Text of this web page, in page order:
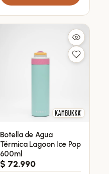
Botella de Agua
Térmica Lagoon Ice Pop
600ml
$ 72.990